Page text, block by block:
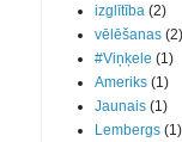
izglītība (2)
vēlēšanas (2)
#Viņķele (1)
Ameriks (1)
Jaunais (1)
Lembergs (1)